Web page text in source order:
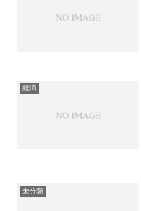
経済
未分類